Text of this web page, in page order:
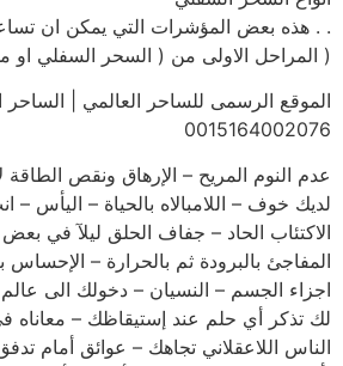
. . هذه بعض المؤشرات التي يمكن ان
( المراحل الاولى من ( السحر السفلي
الموقع الرسمى للساحر العالمي | الساحر
0015164002076
عدم النوم المريح – الإرهاق ونقص الطاقة
لديك خوف – اللامبالاه بالحياة –
الاكتئاب الحاد – جفاف الحلق ليلآ في
المفاجئ بالبرودة ثم بالحرارة –
اجزاء الجسم – النسيان – دخولك الى
لك تذكر أي حلم عند إستيقاظك – معاناه
الناس اللاعقلاني تجاهك – عوائق أمام